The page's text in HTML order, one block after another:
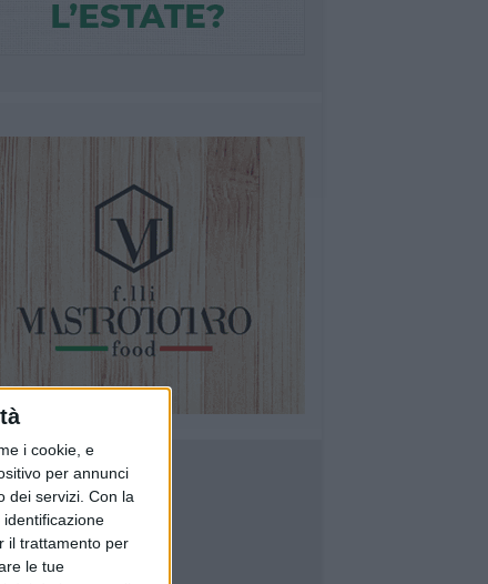
i cookie, e
per annunci
dei servizi. Con la
il trattamento per
le tue